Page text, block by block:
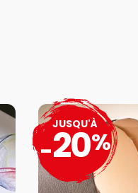
JUSQU'À
-20%